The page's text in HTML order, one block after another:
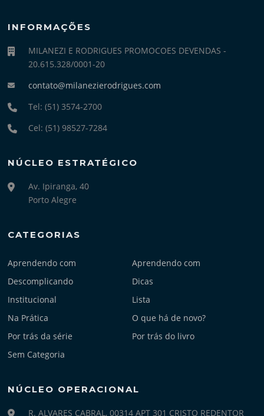
INFORMAÇÕES
MILANEZI E RODRIGUES PROMOCOES DEVENDAS -
20.615.328/0001-20
contato@milanezierodrigues.com
Tel: (51) 3574-2700
Cel: (51) 98527-7284
NÚCLEO ESTRATÉGICO
Av. Ipiranga, 40
Porto Alegre
CATEGORIAS
Aprendendo com
Aprendendo com
Descomplicando
Dicas
Institucional
Lista
Na Prática
O que há de novo?
Por trás da série
Por trás do livro
Sem Categoria
NÚCLEO OPERACIONAL
R. ALVARES CABRAL, 00314 APT 301 CRISTO REDENTOR